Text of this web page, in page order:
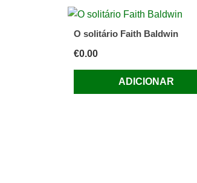
O solitário Faith Baldwin
€0.00
ADICIONAR